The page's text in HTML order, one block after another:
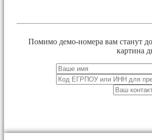
Помимо демо-номера вам станут
картина